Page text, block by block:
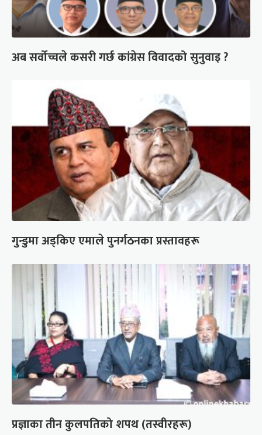
अब सर्वोच्चले कसरी गर्छ कांग्रेस विवादको सुनुवाइ ?
गुन्डुमा अड्किए एमाले पुनर्गठनका प्रस्तावहरू
प्रज्ञाका तीन कुलपतिको शपथ (तस्वीरहरू)